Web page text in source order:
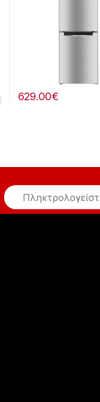
629.00€
E
m
a